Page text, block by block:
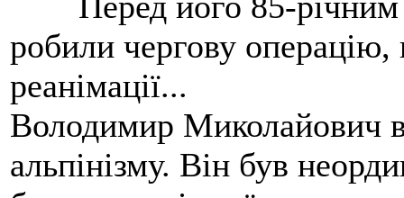
робили чергову операцію,
реанімації...
Володимир Миколайович
альпінізму. Він був